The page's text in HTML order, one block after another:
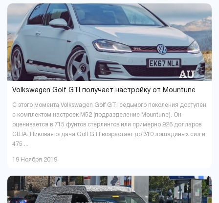
Николаев14 Одесса29
Павлоград1 Полтава 16
Ровно Сумы5
Тернополь Ужгород
Харьков Херсон16
Хмельницкий18 Черкассы6
Чернигов5 Черновцы7
Volkswagen Golf GTI получает настройку от Mountune
С этого момента Volkswagen Golf GTI седьмого поколения доступен
с комплектом настроек M52 (подразделение Mountune). Он
оценивается в 715 фунтов стерлингов или примерно 926 долларов
США. Пиковая отдача Golf GTI возрастает до 310 лошадиных сил и
475 ...
19 Ноября 2019